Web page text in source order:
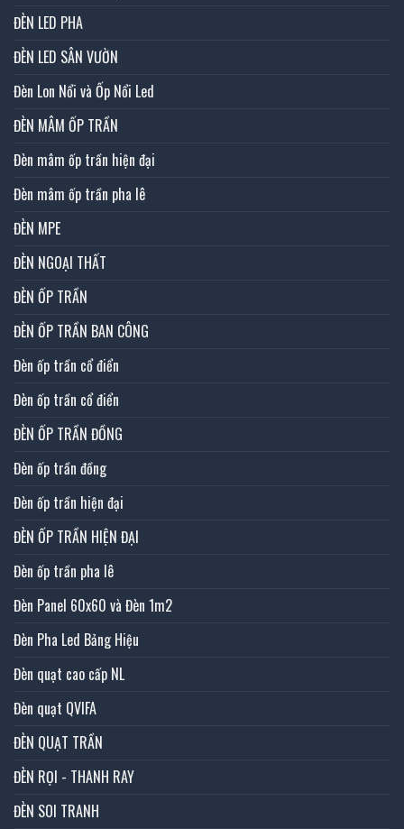
ĐÈN LED PHA
ĐÈN LED SÂN VƯỜN
Đèn Lon Nổi và Ốp Nổi Led
ĐÈN MÂM ỐP TRẦN
Đèn mâm ốp trần hiện đại
Đèn mâm ốp trần pha lê
ĐÈN MPE
ĐÈN NGOẠI THẤT
ĐÈN ỐP TRẦN
ĐÈN ỐP TRẦN BAN CÔNG
Đèn ốp trần cổ điển
Đèn ốp trần cổ điển
ĐÈN ỐP TRẦN ĐỒNG
Đèn ốp trần đồng
Đèn ốp trần hiện đại
ĐÈN ỐP TRẦN HIỆN ĐẠI
Đèn ốp trần pha lê
Đèn Panel 60x60 và Đèn 1m2
Đèn Pha Led Bảng Hiệu
Đèn quạt cao cấp NL
Đèn quạt QVIFA
ĐÈN QUẠT TRẦN
ĐÈN RỌI - THANH RAY
ĐÈN SOI TRANH